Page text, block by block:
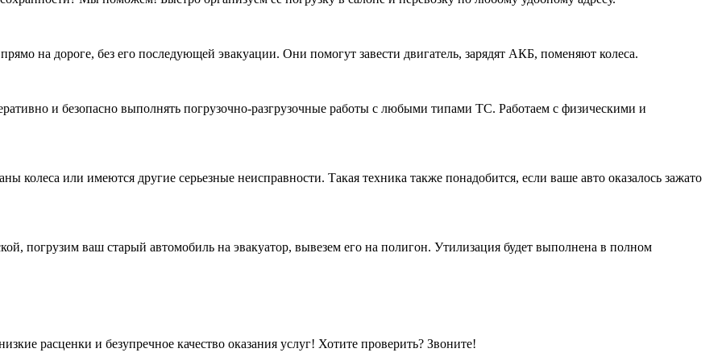
на дороге, без его последующей эвакуации. Они помогут завести двигатель, зарядят АКБ, поменяют колеса.
и безопасно выполнять погрузочно-разгрузочные работы с любыми типами ТС. Работаем с физическими и
или имеются другие серьезные неисправности. Такая техника также понадобится, если ваше авто оказалось зажато
погрузим ваш старый автомобиль на эвакуатор, вывезем его на полигон. Утилизация будет выполнена в полном
расценки и безупречное качество оказания услуг! Хотите проверить? Звоните!